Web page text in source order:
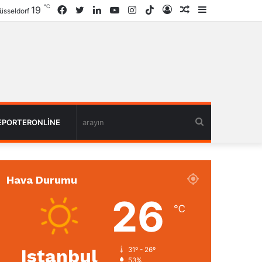
Rastgele
Giriş
TikTok
Instagram
YouTube
LinkedIn
Twitter
Facebook
19 ℃
Hava Durumu
Istanbul
26 ℃
31º - 26º
53%